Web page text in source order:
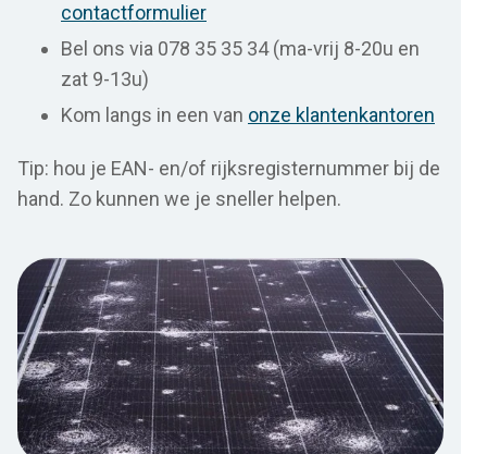
contactformulier
Bel ons via 078 35 35 34 (ma-vrij 8-20u en
zat 9-13u)
Kom langs in een van onze klantenkantoren
Tip: hou je EAN- en/of rijksregisternummer bij de
hand. Zo kunnen we je sneller helpen.